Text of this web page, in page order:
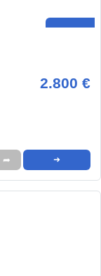
2.800 €
➦ ➜